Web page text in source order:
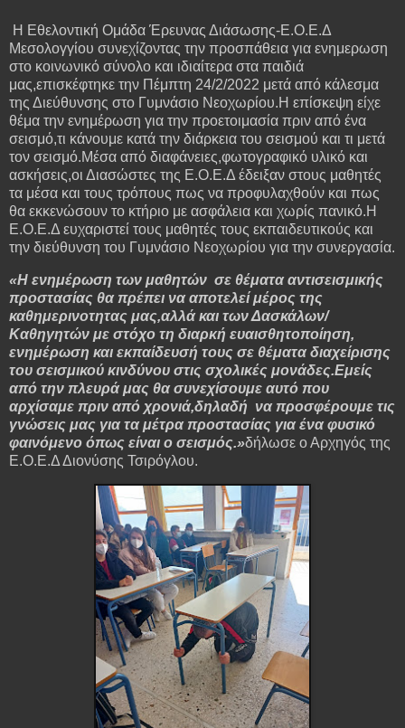
Η Εθελοντική Ομάδα Έρευνας Διάσωσης-Ε.Ο.Ε.Δ
Μεσολογγίου συνεχίζοντας την προσπάθεια για ενημερωση
στο κοινωνικό σύνολο και ιδιαίτερα στα παιδιά
μας,επισκέφτηκε την Πέμπτη 24/2/2022 μετά από κάλεσμα
της Διεύθυνσης στο Γυμνάσιο Νεοχωρίου.Η επίσκεψη είχε
θέμα την ενημέρωση για την προετοιμασία πριν από ένα
σεισμό,τι κάνουμε κατά την διάρκεια του σεισμού και τι μετά
τον σεισμό.Μέσα από διαφάνειες,φωτογραφικό υλικό και
ασκήσεις,οι Διασώστες της Ε.Ο.Ε.Δ έδειξαν στους μαθητές
τα μέσα και τους τρόπους πως να προφυλαχθούν και πως
θα εκκενώσουν το κτήριο με ασφάλεια και χωρίς πανικό.Η
Ε.Ο.Ε.Δ ευχαριστεί τους μαθητές τους εκπαιδευτικούς και
την διεύθυνση του Γυμνάσιο Νεοχωρίου για την συνεργασία.
«Η ενημέρωση των μαθητών σε θέματα αντισεισμικής
προστασίας θα πρέπει να αποτελεί μέρος της
καθημερινοτητας μας,αλλά και των Δασκάλων/
Καθηγητών με στόχο τη διαρκή ευαισθητοποίηση,
ενημέρωση και εκπαίδευσή τους σε θέματα διαχείρισης
του σεισμικού κινδύνου στις σχολικές μονάδες.Εμείς
από την πλευρά μας θα συνεχίσουμε αυτό που
αρχίσαμε πριν από χρονιά,δηλαδή να προσφέρουμε τις
γνώσεις μας για τα μέτρα προστασίας για ένα φυσικό
φαινόμενο όπως είναι ο σεισμός.»δήλωσε ο Αρχηγός της
Ε.Ο.Ε.Δ Διονύσης Τσιρόγλου.